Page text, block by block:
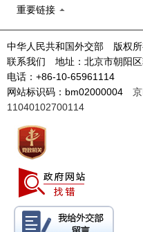
重要链接
中华人民共和国外交部 版权
联系我们 地址：北京市朝阳
电话：+86-10-65961114
网站标识码：bm02000004
11040102700114